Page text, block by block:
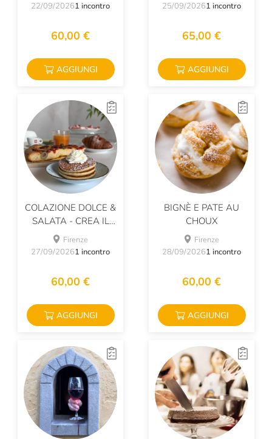
22/09/20261 incontro
60,00 €
AGGIUNGI
25/09/20261 incontro
65,00 €
AGGIUNGI
COLAZIONE DOLCE &
SALATA - CREA IL
TUO BRUNCH
Firenze
27/09/20261 incontro
60,00 €
AGGIUNGI
BIGNÈ E PATE AU
CHOUX
Firenze
28/09/20261 incontro
60,00 €
AGGIUNGI